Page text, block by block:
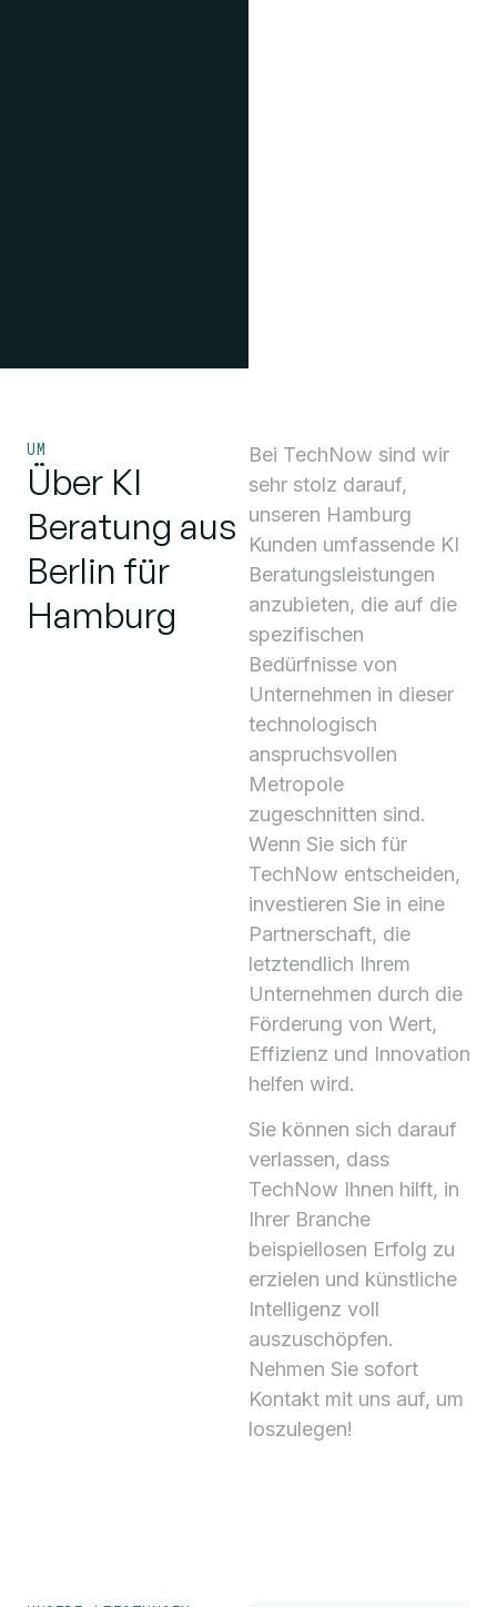
UM
Über KI
Beratung aus
Berlin für
Hamburg
Bei TechNow sind wir
sehr stolz darauf,
unseren Hamburg
Kunden umfassende KI
Beratungsleistungen
anzubieten, die auf die
spezifischen
Bedürfnisse von
Unternehmen in dieser
technologisch
anspruchsvollen
Metropole
zugeschnitten sind.
Wenn Sie sich für
TechNow entscheiden,
investieren Sie in eine
Partnerschaft, die
letztendlich Ihrem
Unternehmen durch die
Förderung von Wert,
Effizienz und Innovation
helfen wird.
Sie können sich darauf
verlassen, dass
TechNow Ihnen hilft, in
Ihrer Branche
beispiellosen Erfolg zu
erzielen und künstliche
Intelligenz voll
auszuschöpfen.
Nehmen Sie sofort
Kontakt mit uns auf, um
loszulegen!